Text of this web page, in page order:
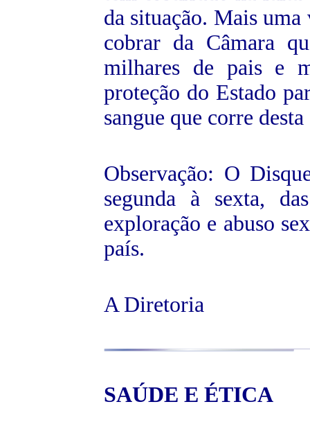
da situação. Mais uma
cobrar da Câmara
milhares de pais e
proteção do Estado
sangue que corre
Observação: O
segunda à sexta,
exploração e abuso
país.
A Diretoria
SAÚDE E ÉTICA